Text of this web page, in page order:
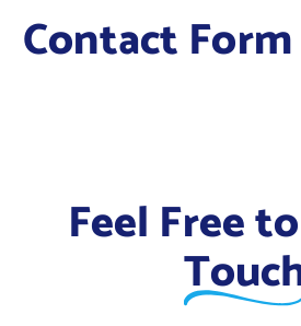
Contact Form
Feel Free